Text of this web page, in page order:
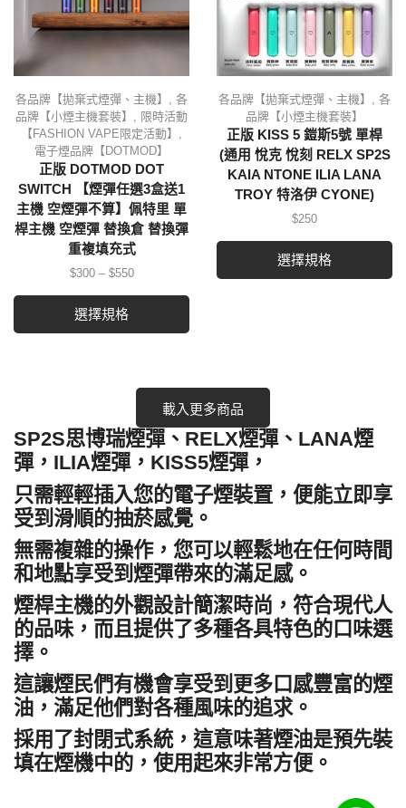
各品牌【拋棄式煙彈、主機】 , 各
品牌【小煙主機套裝】 , 限時活動
【FASHION VAPE限定活動】 ,
電子煙品牌【DOTMOD】
正版 DOTMOD DOT
SWITCH 【煙彈任選3盒送1
主機 空煙彈不算】佩特里 單
桿主機 空煙彈 替換倉 替換彈
重複填充式
$300 – $550
選擇規格
各品牌【拋棄式煙彈、主機】 , 各
品牌【小煙主機套裝】
正版 KISS 5 鎧斯5號 單桿
(通用 悅克 悅刻 RELX SP2S
KAIA NTONE ILIA LANA
TROY 特洛伊 CYONE)
$250
選擇規格
載入更多商品
SP2S思博瑞煙彈、RELX煙彈、LANA煙
彈，ILIA煙彈，KISS5煙彈，
只需輕輕插入您的電子煙裝置，便能立即享
受到滑順的抽菸感覺。
無需複雜的操作，您可以輕鬆地在任何時間
和地點享受到煙彈帶來的滿足感。
煙桿主機的外觀設計簡潔時尚，符合現代人
的品味，而且提供了多種各具特色的口味選
擇。
這讓煙民們有機會享受到更多口感豐富的煙
油，滿足他們對各種風味的追求。
採用了封閉式系統，這意味著煙油是預先裝
填在煙機中的，使用起來非常方便。